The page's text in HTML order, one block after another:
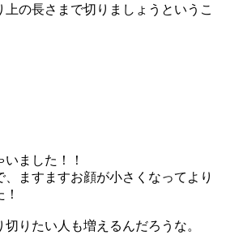
上の長さまで切りましょうというこ
ました！！
、ますますお顔が小さくなってより
りたい人も増えるんだろうな。